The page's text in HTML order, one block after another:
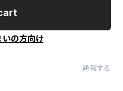
いの方向け
通報する